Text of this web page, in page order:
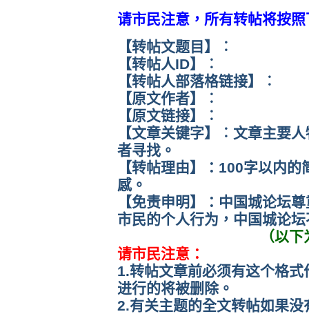
请市民注意，所有转帖将按
【转帖文题目】︰
【转帖人ID】︰
【转帖人部落格链接】︰
【原文作者】︰
【原文链接】︰
【文章关键字】︰文章主要
者寻找。
【转帖理由】：100字以内
感。
【免责申明】：中国城论坛
市民的个人行为，中国城论
（以
请市民注意：
1.转帖文章前必须有这个格
进行的将被删除。
2.有关主题的全文转帖如果